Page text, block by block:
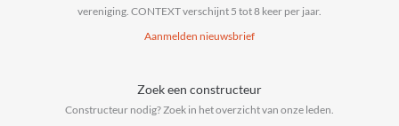
vereniging. CONTEXT verschijnt 5 tot 8 keer per jaar.
Aanmelden nieuwsbrief
Zoek een constructeur
Constructeur nodig? Zoek in het overzicht van onze leden.